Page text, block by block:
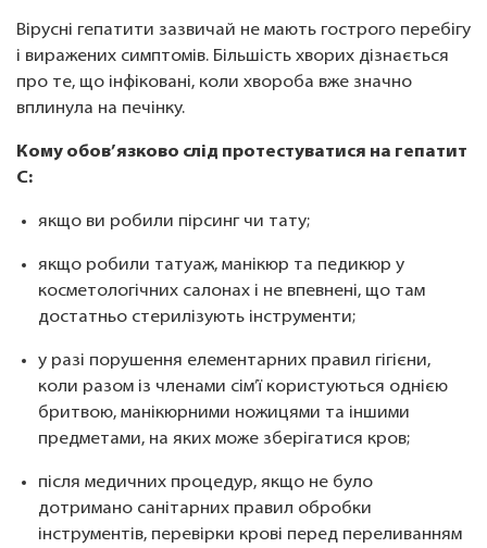
Вірусні гепатити зазвичай не мають гострого перебігу
і виражених симптомів. Більшість хворих дізнається
про те, що інфіковані, коли хвороба вже значно
вплинула на печінку.
Кому обов’язково слід протестуватися на гепатит
С:
якщо ви робили пірсинг чи тату;
якщо робили татуаж, манікюр та педикюр у
косметологічних салонах і не впевнені, що там
достатньо стерилізують інструменти;
у разі порушення елементарних правил гігієни,
коли разом із членами сім’ї користуються однією
бритвою, манікюрними ножицями та іншими
предметами, на яких може зберігатися кров;
після медичних процедур, якщо не було
дотримано санітарних правил обробки
інструментів, перевірки крові перед переливанням